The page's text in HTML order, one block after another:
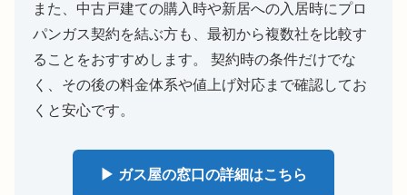
また、中古戸建ての購入時や新居への入居時にプロ
パンガス契約を結ぶ方も、最初から複数社を比較す
ることをおすすめします。 契約時の条件だけでな
く、その後の料金体系や値上げ対応まで確認してお
くと安心です。
▶ ガス屋の窓口の詳細はこちら